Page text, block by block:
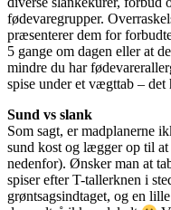
fødevaregrupper.
præsenterer dem for
5 gange om dagen eller at
mindre du har
spise under et vægttab –
Sund vs slank
Som sagt, er madplanerne
sund kost og lægger op til at
nedenfor). Ønsker man at
spiser efter T-tallerknen i
grøntsagsindtaget, og en